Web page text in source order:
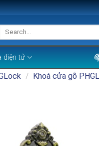
Search
for:
điện tử
/ Khoá cửa gỗ